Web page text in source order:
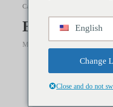
Casa
Battiscopa in
Mostra tutti i risultati di 8
English
Change
Close and do not